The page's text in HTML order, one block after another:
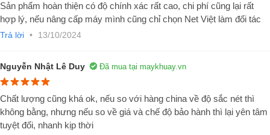
Khung và giá đỡ:Là bộ phận chịu lực chứa toàn bộ máy khuấy hóa
chất, được gia công bằng inox SUS304/316 cao cấp, có cầu thang để
di chuyển từ mặt đất lên sàn thao tác.
Động cơ khuấy: Máy khuấy hóa chất đồng hóa 500 1000 lít
2 động cơ khuấy đều có công suất 7,5Kw, động cơ khuấy trên xuống
và động cơ khuấy đồng hóa đáy lên, giúp máy khuấy đạt hiệu suất cao
nhất khi hoạt động.
Tủ điện:
Sử dụng hệ điều khiển tủ điện an toàn thông qua bộ biến tần
ở các giải tốc độ khác nhau, cùng với đó là những linh kiện đi kèm như
Sản phẩm hoàn thiện có độ chính xác rất cao, chi phí cũng lại rất
hợp lý, nếu nâng cấp máy mình cũng chỉ chọn Net Việt làm đối tác
Trả lời • 13/10/2024
Nguyễn Nhật Lê Duy Đã mua tại maykhuay.vn
Chất lượng cũng khá ok, nếu so với hàng china về độ sắc nét thì
không bằng, nhưng nếu so về giá và chế độ bảo hành thì lại yên tâm
tuyệt đối, nhanh kịp thời